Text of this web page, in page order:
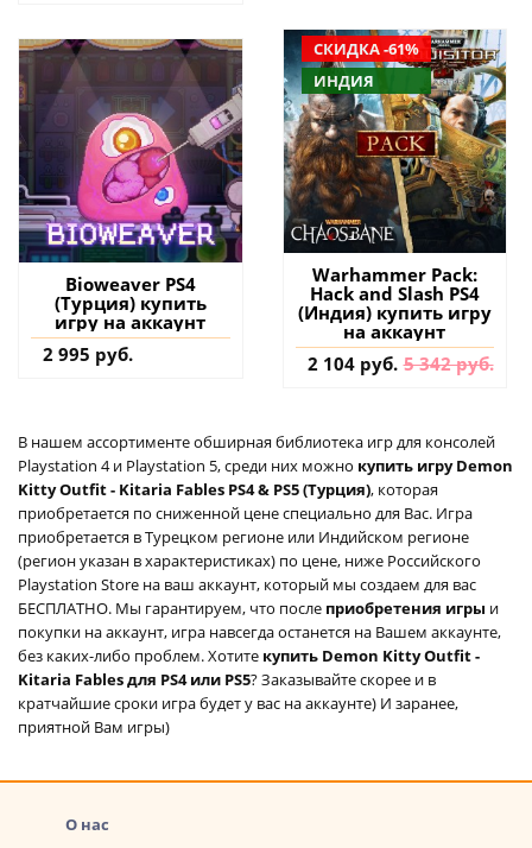
Bioweaver PS4
(Турция) купить
игру на аккаунт
2 995 руб.
СКИДКА -61%
ИНДИЯ
Warhammer Pack:
Hack and Slash PS4
(Индия) купить игру
на аккаунт
2 104 руб. 5 342 руб.
В нашем ассортименте обширная библиотека игр для консолей
Playstation 4 и Playstation 5, среди них можно купить игру Demon
Kitty Outfit - Kitaria Fables PS4 & PS5 (Турция), которая
приобретается по сниженной цене специально для Вас. Игра
приобретается в Турецком регионе или Индийском регионе
(регион указан в характеристиках) по цене, ниже Российского
Playstation Store на ваш аккаунт, который мы создаем для вас
БЕСПЛАТНО. Мы гарантируем, что после приобретения игры и
покупки на аккаунт, игра навсегда останется на Вашем аккаунте,
без каких-либо проблем. Хотите купить Demon Kitty Outfit -
Kitaria Fables для PS4 или PS5? Заказывайте скорее и в
кратчайшие сроки игра будет у вас на аккаунте) И заранее,
приятной Вам игры)
О нас